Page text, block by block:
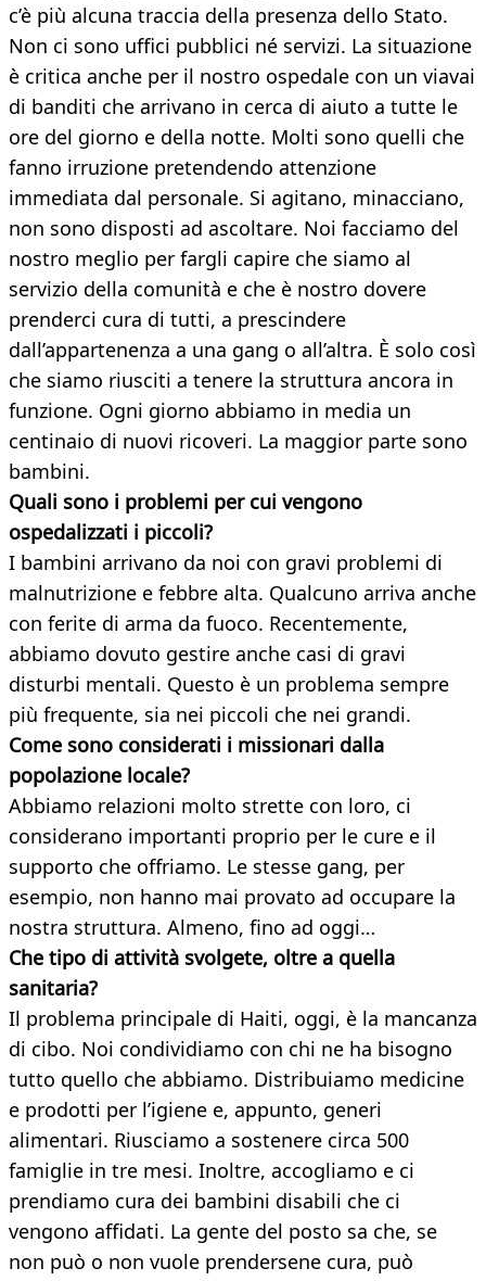
c’è più alcuna traccia della presenza dello Stato.
Non ci sono uffici pubblici né servizi. La situazione
è critica anche per il nostro ospedale con un viavai
di banditi che arrivano in cerca di aiuto a tutte le
ore del giorno e della notte. Molti sono quelli che
fanno irruzione pretendendo attenzione
immediata dal personale. Si agitano, minacciano,
non sono disposti ad ascoltare. Noi facciamo del
nostro meglio per fargli capire che siamo al
servizio della comunità e che è nostro dovere
prenderci cura di tutti, a prescindere
dall’appartenenza a una gang o all’altra. È solo così
che siamo riusciti a tenere la struttura ancora in
funzione. Ogni giorno abbiamo in media un
centinaio di nuovi ricoveri. La maggior parte sono
bambini.
Quali sono i problemi per cui vengono
ospedalizzati i piccoli?
I bambini arrivano da noi con gravi problemi di
malnutrizione e febbre alta. Qualcuno arriva anche
con ferite di arma da fuoco. Recentemente,
abbiamo dovuto gestire anche casi di gravi
disturbi mentali. Questo è un problema sempre
più frequente, sia nei piccoli che nei grandi.
Come sono considerati i missionari dalla
popolazione locale?
Abbiamo relazioni molto strette con loro, ci
considerano importanti proprio per le cure e il
supporto che offriamo. Le stesse gang, per
esempio, non hanno mai provato ad occupare la
nostra struttura. Almeno, fino ad oggi…
Che tipo di attività svolgete, oltre a quella
sanitaria?
Il problema principale di Haiti, oggi, è la mancanza
di cibo. Noi condividiamo con chi ne ha bisogno
tutto quello che abbiamo. Distribuiamo medicine
e prodotti per l’igiene e, appunto, generi
alimentari. Riusciamo a sostenere circa 500
famiglie in tre mesi. Inoltre, accogliamo e ci
prendiamo cura dei bambini disabili che ci
vengono affidati. La gente del posto sa che, se
non può o non vuole prendersene cura, può